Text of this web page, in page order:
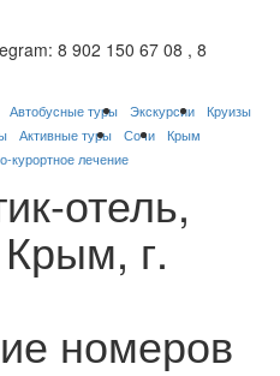
8 902 150 67 08 , 8
Автобусные туры Экскурсии
Круизы
Активные туры Сочи
Крым
курортное лечение
отель,
г.
номеров